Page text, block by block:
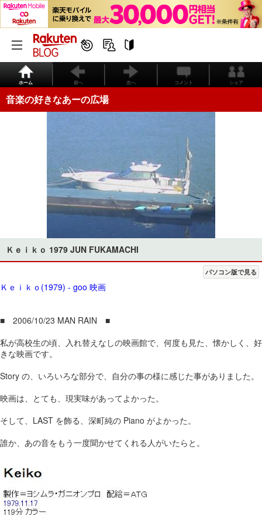
ホーム 前へ 次へ コメント シェア
音楽の好きなあーの広場
Ｋｅｉｋｏ 1979 JUN FUKAMACHI
パソコン版で見る
Ｋｅｉｋｏ(1979) - goo 映画
■ 2006/10/23 MAN RAIN ■
私が高校生の頃、入れ替えなしの映画館で、何度も見た、懐かしく、好
きな映画です。
Story の、いろいろな部分で、自分の事の様に感じた事がありました。
映画は、とても、現実味があってよかった。
そして、LAST を飾る、深町純の Piano がよかった。
誰か、あの音をもう一度聞かせてくれる人がいたらと。